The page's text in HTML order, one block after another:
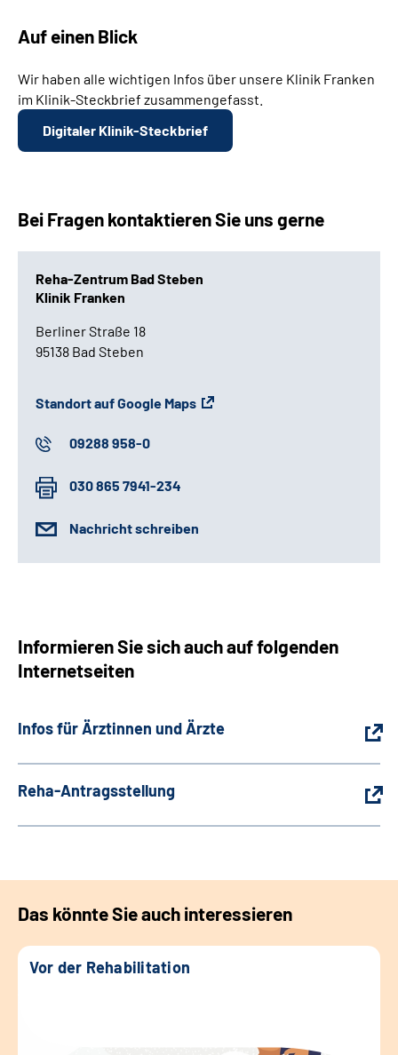
Auf einen Blick
Wir haben alle wichtigen Infos über unsere Klinik Franken
im Klinik-Steckbrief zusammengefasst.
Digitaler Klinik-Steckbrief
Bei Fragen kontaktieren Sie uns gerne
Reha-Zentrum Bad Steben
Klinik Franken
Berliner Straße 18
95138 Bad Steben
Standort auf Google Maps
09288 958-0
030 865 7941-234
Nachricht schreiben
Informieren Sie sich auch auf folgenden
Internetseiten
Infos für Ärztinnen und Ärzte
Reha-Antragsstellung
Das könnte Sie auch interessieren
Vor der Rehabilitation